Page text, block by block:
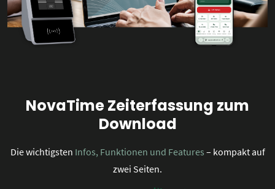
NovaTime Zeiterfassung zum
Download
Die wichtigsten Infos, Funktionen und Features – kompakt auf
zwei Seiten.